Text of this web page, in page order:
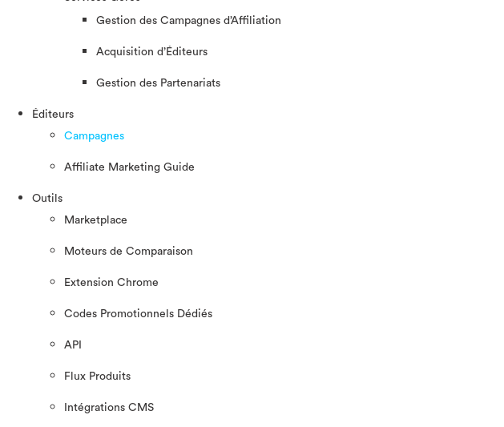
Gestion des Campagnes d’Affiliation​
Acquisition d’Éditeurs
Gestion des Partenariats
Éditeurs
Campagnes
Affiliate Marketing Guide
Outils
Marketplace
Moteurs de Comparaison
Extension Chrome
Codes Promotionnels Dédiés
API
Flux Produits
Intégrations CMS